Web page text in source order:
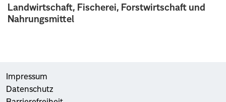
Landwirtschaft, Fischerei, Forstwirtschaft und
Nahrungsmittel
Impressum
Datenschutz